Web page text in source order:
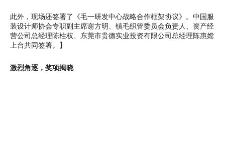
此外，现场还签署了《毛一研发中心战略合作框架协议》。中国服
装设计师协会专职副主席谢方明、镇毛织管委员会负责人、资产经
营公司总经理陈柱权、东莞市贵德实业投资有限公司总经理陈惠嫦
上台共同签署。】
激烈角逐，奖项揭晓